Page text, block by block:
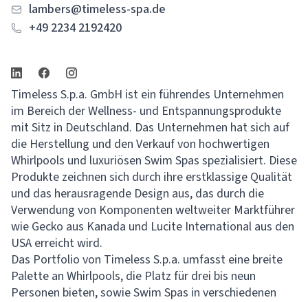
lambers@timeless-spa.de
+49 2234 2192420
Timeless S.p.a. GmbH ist ein führendes Unternehmen
im Bereich der Wellness- und Entspannungsprodukte
mit Sitz in Deutschland. Das Unternehmen hat sich auf
die Herstellung und den Verkauf von hochwertigen
Whirlpools und luxuriösen Swim Spas spezialisiert. Diese
Produkte zeichnen sich durch ihre erstklassige Qualität
und das herausragende Design aus, das durch die
Verwendung von Komponenten weltweiter Marktführer
wie Gecko aus Kanada und Lucite International aus den
USA erreicht wird.
Das Portfolio von Timeless S.p.a. umfasst eine breite
Palette an Whirlpools, die Platz für drei bis neun
Personen bieten, sowie Swim Spas in verschiedenen